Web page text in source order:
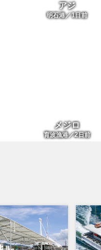
アジ
明石港／1日前
メジロ
育波漁港／2日前